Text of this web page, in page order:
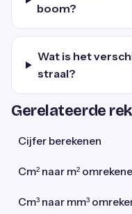
boom?
Wat is het
straal?
Gerelateerde
Cijfer berekenen
Cm² naar m²
Cm³ naar mm³